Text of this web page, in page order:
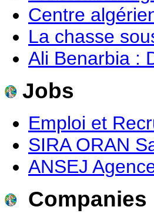
Centre
La chasse
Ali Benarbia :
Jobs
Emploi et
SIRA ORAN
ANSEJ
Companies